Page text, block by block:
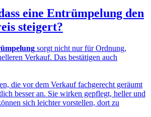
eine Entrümpelung den
steigert?
sorgt nicht nur für Ordnung,
Verkauf. Das bestätigen auch
die vor dem Verkauf fachgerecht geräumt
besser an. Sie wirken gepflegt, heller und
sich leichter vorstellen, dort zu